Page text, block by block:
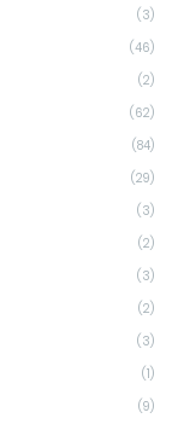
(3)
(46)
(2)
(62)
(84)
(29)
(3)
(2)
(3)
(2)
(3)
(1)
(9)